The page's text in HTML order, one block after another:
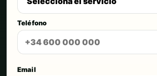
Teléfono
Email